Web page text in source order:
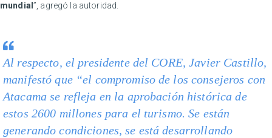
mundial ”, agregó la autoridad.
Al respecto, el presidente del CORE, Javier Castillo,
manifestó que “el compromiso de los consejeros con
Atacama se refleja en la aprobación histórica de
estos 2600 millones para el turismo. Se están
generando condiciones, se está desarrollando